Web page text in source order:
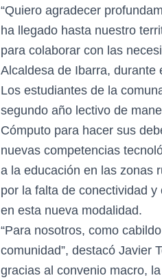
“Quiero agradecer
ha llegado hasta nuestro
para colaborar con las
Alcaldesa de Ibarra, durante
Los estudiantes de la
segundo año lectivo de
Cómputo para hacer sus
nuevas competencias
a la educación en las zonas
por la falta de conectividad
en esta nueva modalidad.
“Para nosotros, como
comunidad”, destacó Javier
gracias al convenio macro,